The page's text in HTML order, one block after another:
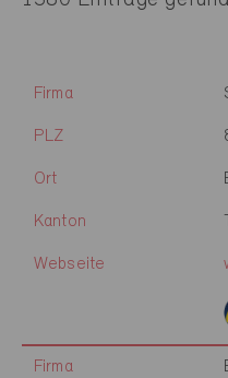
Firma
PLZ
Ort
Kanton
Webseite
Firma